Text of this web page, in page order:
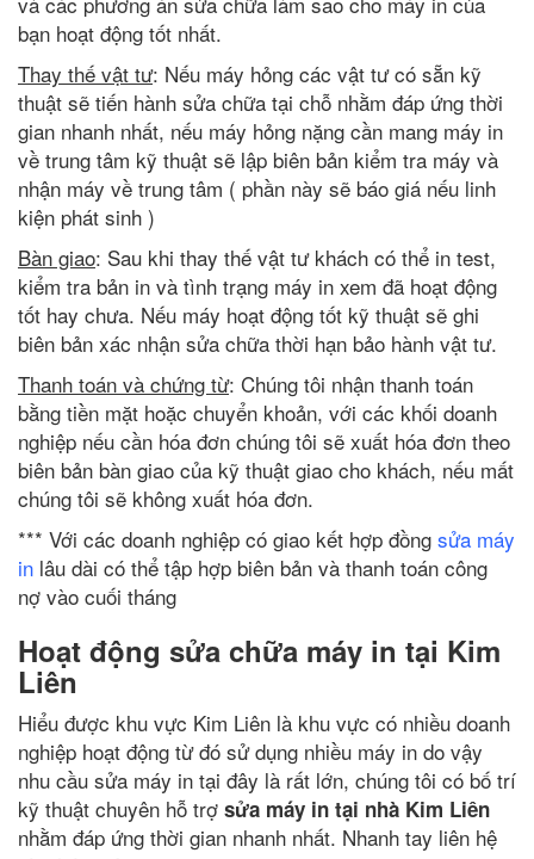
bạn hoạt động tốt nhất.
Thay thế vật tư: Nếu máy hỏng các vật tư có sẵn kỹ
thuật sẽ tiến hành sửa chữa tại chỗ nhằm đáp ứng thời
gian nhanh nhất, nếu máy hỏng nặng cần mang máy in
về trung tâm kỹ thuật sẽ lập biên bản kiểm tra máy và
nhận máy về trung tâm ( phần này sẽ báo giá nếu linh
kiện phát sinh )
Bàn giao: Sau khi thay thế vật tư khách có thể in test,
kiểm tra bản in và tình trạng máy in xem đã hoạt động
tốt hay chưa. Nếu máy hoạt động tốt kỹ thuật sẽ ghi
biên bản xác nhận sửa chữa thời hạn bảo hành vật tư.
Thanh toán và chứng từ: Chúng tôi nhận thanh toán
bằng tiền mặt hoặc chuyển khoản, với các khối doanh
nghiệp nếu cần hóa đơn chúng tôi sẽ xuất hóa đơn theo
biên bản bàn giao của kỹ thuật giao cho khách, nếu mất
chúng tôi sẽ không xuất hóa đơn.
*** Với các doanh nghiệp có giao kết hợp đồng sửa máy
in lâu dài có thể tập hợp biên bản và thanh toán công
nợ vào cuối tháng
Hoạt động sửa chữa máy in tại Kim
Liên
Hiểu được khu vực Kim Liên là khu vực có nhiều doanh
nghiệp hoạt động từ đó sử dụng nhiều máy in do vậy
nhu cầu sửa máy in tại đây là rất lớn, chúng tôi có bố trí
kỹ thuật chuyên hỗ trợ sửa máy in tại nhà Kim Liên
nhằm đáp ứng thời gian nhanh nhất. Nhanh tay liên hệ